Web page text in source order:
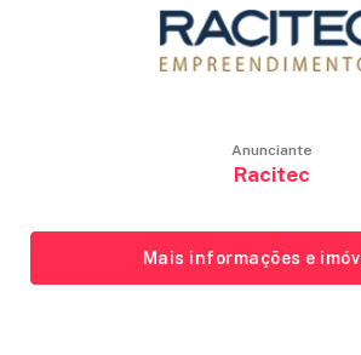
Anunciante
Racitec
Mais informações e